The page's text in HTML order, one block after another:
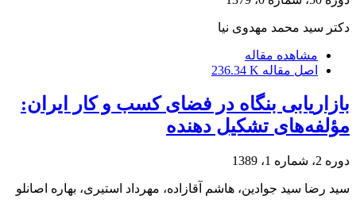
دکتر سید محمد مهدوی نیا
مشاهده مقاله
اصل مقاله 236.34 K
بازاریابی بنگاه در فضای کسب و کار ایران:
‌مؤلفه‌های تشکیل دهنده
دوره 2، شماره 1، 1389
سید رضا سید جوادین، هاشم آقازاده، مهرداد استیری، بهاره اصانلو